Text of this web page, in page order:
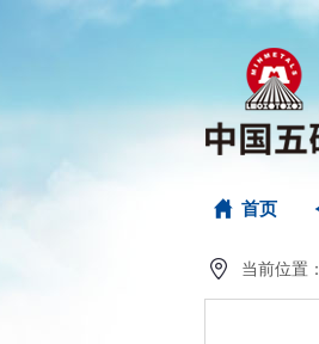
首页
当前位置：